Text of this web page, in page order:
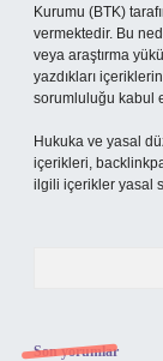
Kurumu (BTK)
vermektedir. Bu
veya araştırma
yazdıkları
sorumluluğu kabul
Hukuka ve yasal
içerikleri,
ilgili içerikler yasal
Son yorumlar